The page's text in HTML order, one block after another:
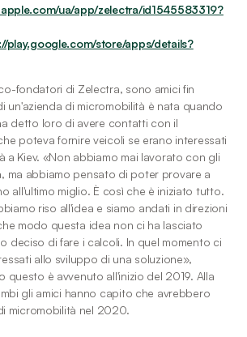
ua/app/zelectra/id1545583319?
play.google.com/store/apps/details?
fondatori di Zelectra, sono amici fin
un'azienda di micromobilità è nata quando
detto loro di avere contatti con il
poteva fornire veicoli se erano interessati
a Kiev. «Non abbiamo mai lavorato con gli
ma abbiamo pensato di poter provare a
all'ultimo miglio. È così che è iniziato tutto.
riso all'idea e siamo andati in direzioni
modo questa idea non ci ha lasciato
deciso di fare i calcoli. In quel momento ci
allo sviluppo di una soluzione»,
questo è avvenuto all'inizio del 2019. Alla
gli amici hanno capito che avrebbero
micromobilità nel 2020.